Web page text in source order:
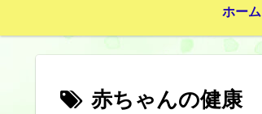
ホーム
赤ちゃんの健康